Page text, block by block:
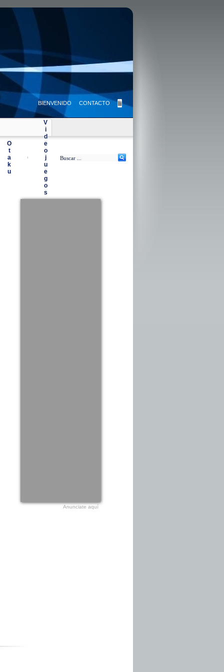
BIENVENIDO CONTACTO
O
t
a
k
u
|
V
i
d
e
o
j
u
e
g
o
s
Anunciate aquí